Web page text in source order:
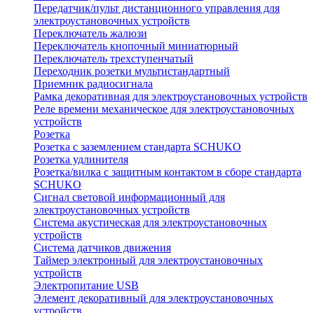
Передатчик/пульт дистанционного управления для
электроустановочных устройств
Переключатель жалюзи
Переключатель кнопочный миниатюрный
Переключатель трехступенчатый
Переходник розетки мультистандартный
Приемник радиосигнала
Рамка декоративная для электроустановочных устройств
Реле времени механическое для электроустановочных
устройств
Розетка
Розетка с заземлением стандарта SCHUKO
Розетка удлинителя
Розетка/вилка с защитным контактом в сборе стандарта
SCHUKO
Сигнал световой информационный для
электроустановочных устройств
Система акустическая для электроустановочных
устройств
Система датчиков движения
Таймер электронный для электроустановочных
устройств
Электропитание USB
Элемент декоративный для электроустановочных
устройств